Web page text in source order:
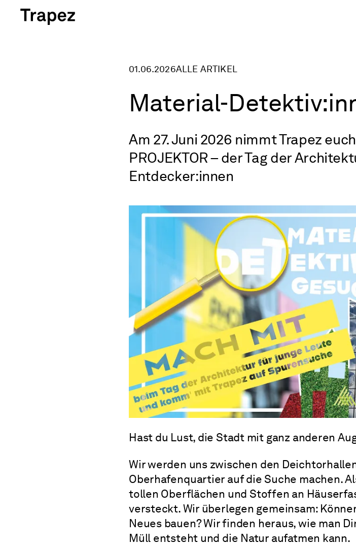
01.06.2026ALLE ARTIKEL
Material-
Am 27. Juni 2026 nimmt Trapez
PROJEKTOR – der Tag der
Entdecker:innen
Hast du Lust, die Stadt mit ganz anderen
Wir werden uns zwischen den
Oberhafenquartier auf die Suche machen.
tollen Oberflächen und Stoffen an
versteckt. Wir überlegen gemeinsam:
Neues bauen? Wir finden heraus, wie man
Müll entsteht und die Natur aufatmen kann.